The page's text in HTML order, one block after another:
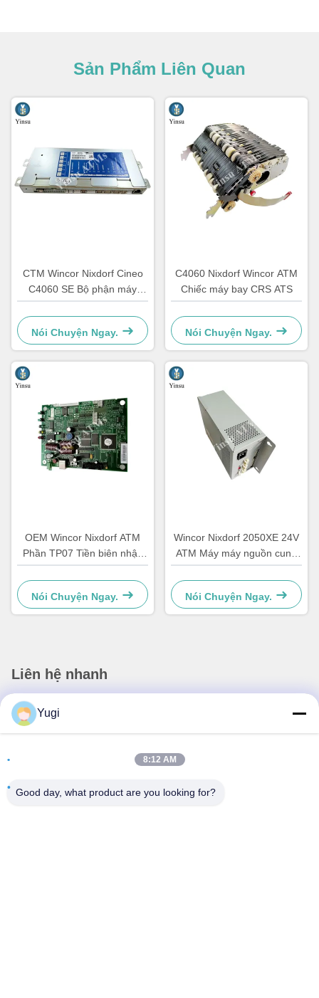
Sản Phẩm Liên Quan
CTM Wincor Nixdorf Cineo
C4060 SE Bộ phận máy
ATM Điện tử đặc biệt
1750147868
Nói Chuyện Ngay.
C4060 Nixdorf Wincor ATM
Chiếc máy bay CRS ATS
Nói Chuyện Ngay.
OEM Wincor Nixdorf ATM
Phần TP07 Tiền biên nhận
Máy in PCB chính Controller
Board 01750063547
Nói Chuyện Ngay.
Wincor Nixdorf 2050XE 24V
ATM Máy máy nguồn cung
cấp năng lượng
Nói Chuyện Ngay.
Liên hệ nhanh
Địa chỉ
Shunjiang, thị trấn Beijiao, Foshan, Quảng Đông, Trung
Yugi
8:12 AM
Good day, what product are you looking for?